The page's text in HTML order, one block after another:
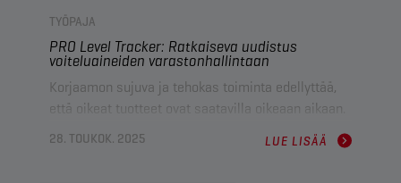
TYÖPAJA
PRO Level Tracker: Ratkaiseva uudistus
voiteluaineiden varastonhallintaan
Korjaamon sujuva ja tehokas toiminta edellyttää,
että oikeat tuotteet ovat saatavilla oikeaan aikaan.
Mutta mitä tapahtuu, kun moottoriöljy loppuu
varastosta yllättäen? Syntyy seisonta-aikoja,
28. TOUKOK. 2025 LUE LISÄÄ